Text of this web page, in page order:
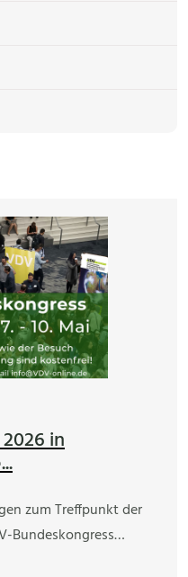
in
zum Treffpunkt der
Bundeskongress…